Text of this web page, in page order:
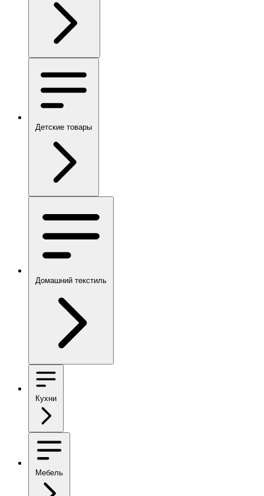
Детские товары
Домашний текстиль
Кухни
Мебель